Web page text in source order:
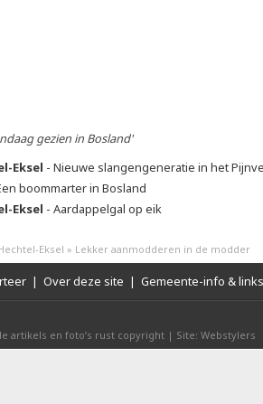
gezien in Bosland'
Eksel - Nieuwe slangengeneratie in het
boommarter in Bosland
Eksel - Aardappelgal op eik
Eksel » Lekker aanmodderen in de modder
| Over deze site | Gemeente-info & links
artikels en foto’s rust copyright | Site: Webstylers